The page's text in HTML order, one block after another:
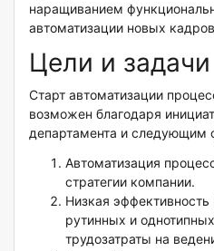
наращиванием
автоматизации новых
Цели и
Старт автоматизации
возможен благодаря
департамента и следующим
Автоматизация
стратегии компании.
Низкая
рутинных и
трудозатраты на